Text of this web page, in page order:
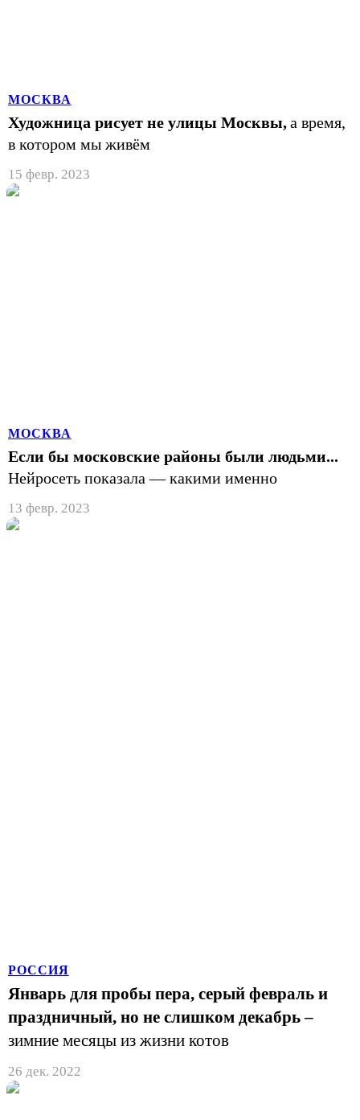
МОСКВА
Художница рисует не улицы Москвы,а время,
в котором мы живём
15 февр. 2023
МОСКВА
Если бы московские районы были людьми...
Нейросеть показала — какими именно
13 февр. 2023
РОССИЯ
Январь для пробы пера, серый февраль и
праздничный, но не слишком декабрь –
зимние месяцы из жизни котов
26 дек. 2022